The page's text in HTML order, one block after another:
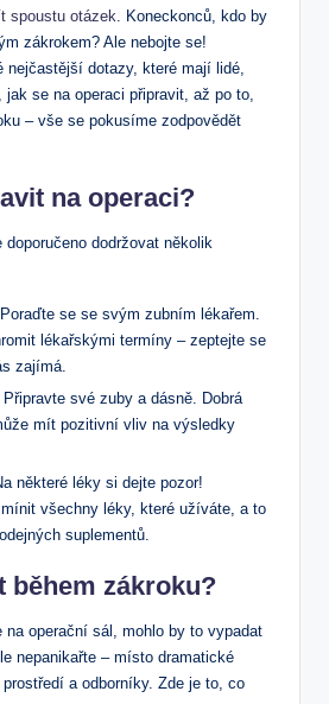
spoustu otázek. Koneckonců, kdo by
zákrokem? Ale nebojte se!
nejčastější dotazy, které mají lidé,
se na operaci připravit, až po to,
– vše se pokusíme zodpovědět
na operaci?
doporučeno dodržovat několik
Poraďte se se svým zubním lékařem.
lékařskými termíny – zeptejte se
zajímá.
Připravte své zuby a dásně. Dobrá
mít pozitivní vliv na výsledky
některé léky si dejte pozor!
všechny léky, které užíváte, a to
suplementů.
během zákroku?
na operační sál, mohlo by to vypadat
nepanikařte – místo dramatické
a odborníky. Zde je to, co